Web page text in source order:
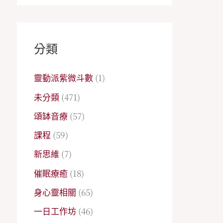
分類
靈動派紫微斗數 (1)
未分類 (471)
頌缽音療 (57)
課程 (59)
新思維 (7)
催眠療癒 (18)
身心靈相關 (65)
一日工作坊 (46)